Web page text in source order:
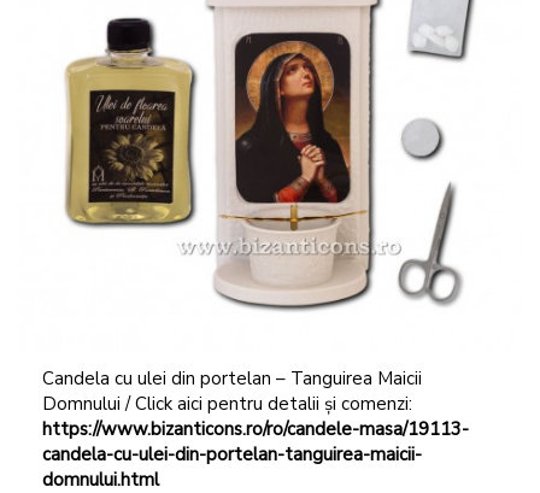
Candela cu ulei din portelan – Tanguirea Maicii
Domnului / Click aici pentru detalii și comenzi:
https://www.bizanticons.ro/ro/candele-masa/19113-
candela-cu-ulei-din-portelan-tanguirea-maicii-
domnului.html